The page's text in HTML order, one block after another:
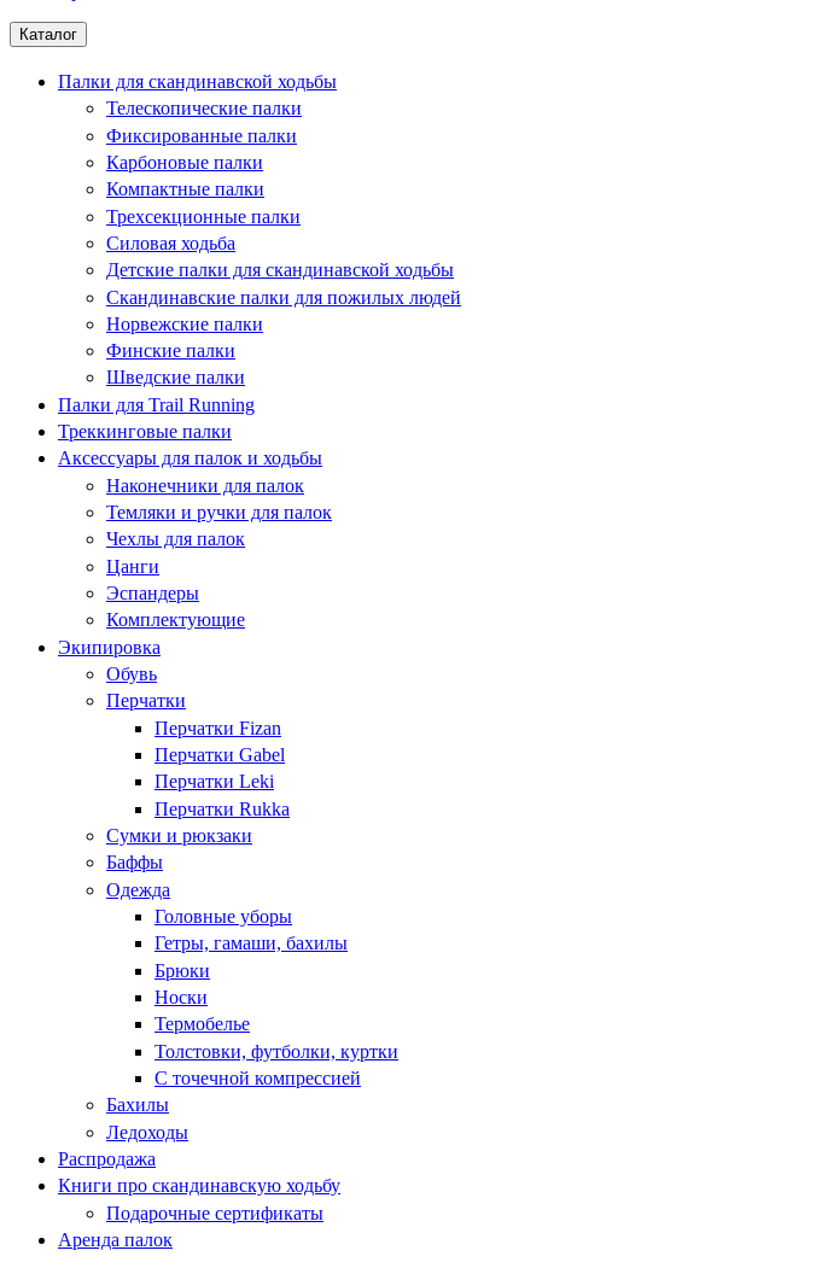
Каталог
Палки для скандинавской ходьбы
Телескопические палки
Фиксированные палки
Карбоновые палки
Компактные палки
Трехсекционные палки
Силовая ходьба
Детские палки для скандинавской ходьбы
Скандинавские палки для пожилых людей
Норвежские палки
Финские палки
Шведские палки
Палки для Trail Running
Треккинговые палки
Аксессуары для палок и ходьбы
Наконечники для палок
Темляки и ручки для палок
Чехлы для палок
Цанги
Эспандеры
Комплектующие
Экипировка
Обувь
Перчатки
Перчатки Fizan
Перчатки Gabel
Перчатки Leki
Перчатки Rukka
Сумки и рюкзаки
Баффы
Одежда
Головные уборы
Гетры, гамаши, бахилы
Брюки
Носки
Термобелье
Толстовки, футболки, куртки
С точечной компрессией
Бахилы
Ледоходы
Распродажа
Книги про скандинавскую ходьбу
Подарочные сертификаты
Аренда палок